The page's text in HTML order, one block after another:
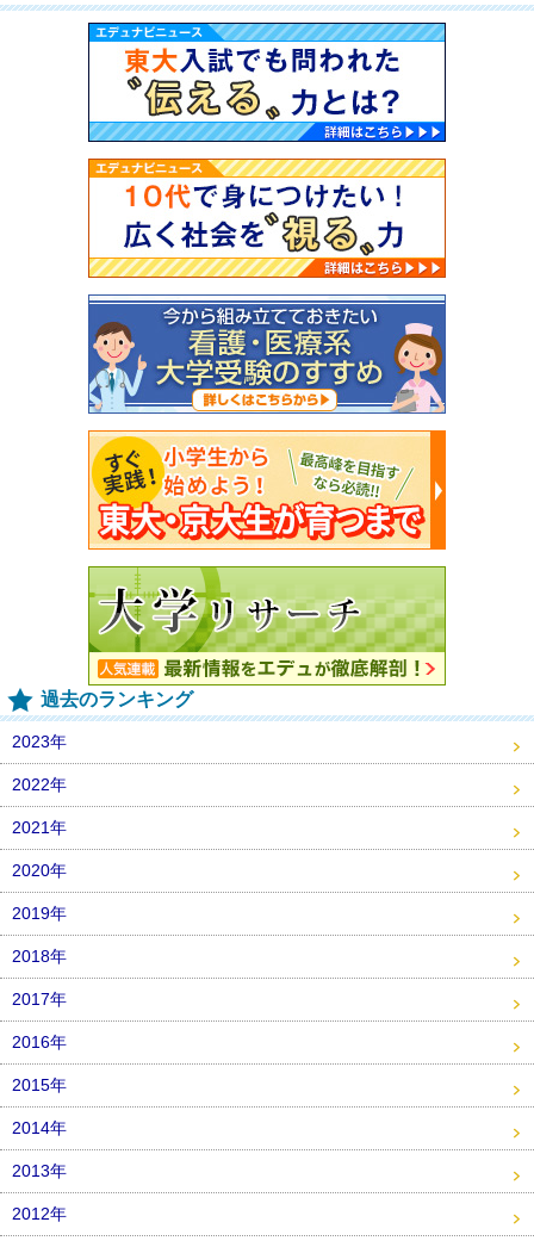
過去のランキング
2023年
2022年
2021年
2020年
2019年
2018年
2017年
2016年
2015年
2014年
2013年
2012年